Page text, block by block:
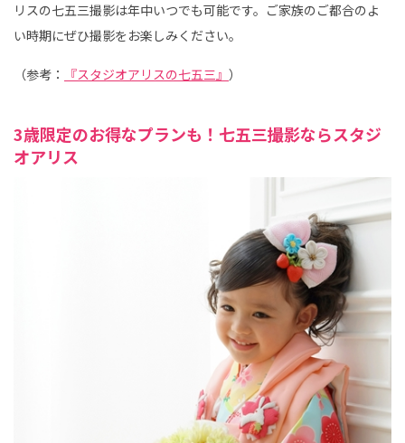
リスの七五三撮影は年中いつでも可能です。ご家族のご都合のよ
い時期にぜひ撮影をお楽しみください。
（参考： 『スタジオアリスの七五三』 ）
3歳限定のお得なプランも！七五三撮影ならスタジ
オアリス